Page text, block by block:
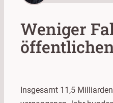
Weniger
Insgesamt 11,5